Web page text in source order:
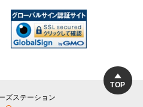
TOP
ズステーション